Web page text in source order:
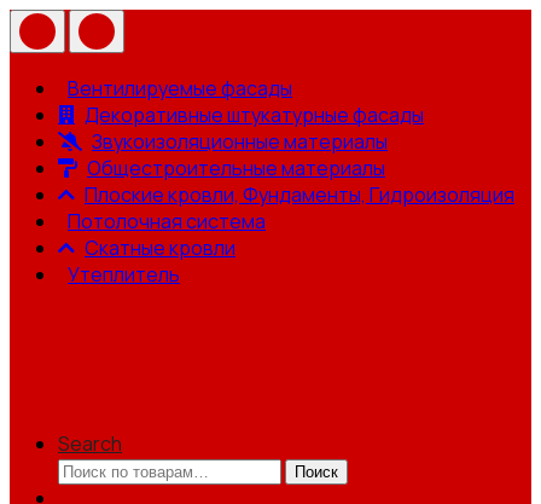
Вентилируемые фасады
Декоративные штукатурные фасады
Звукоизоляционные материалы
Общестроительные материалы
Плоские кровли, Фундаменты, Гидроизоляция
Потолочная система
Скатные кровли
Утеплитель
Search
Искать:
Поиск